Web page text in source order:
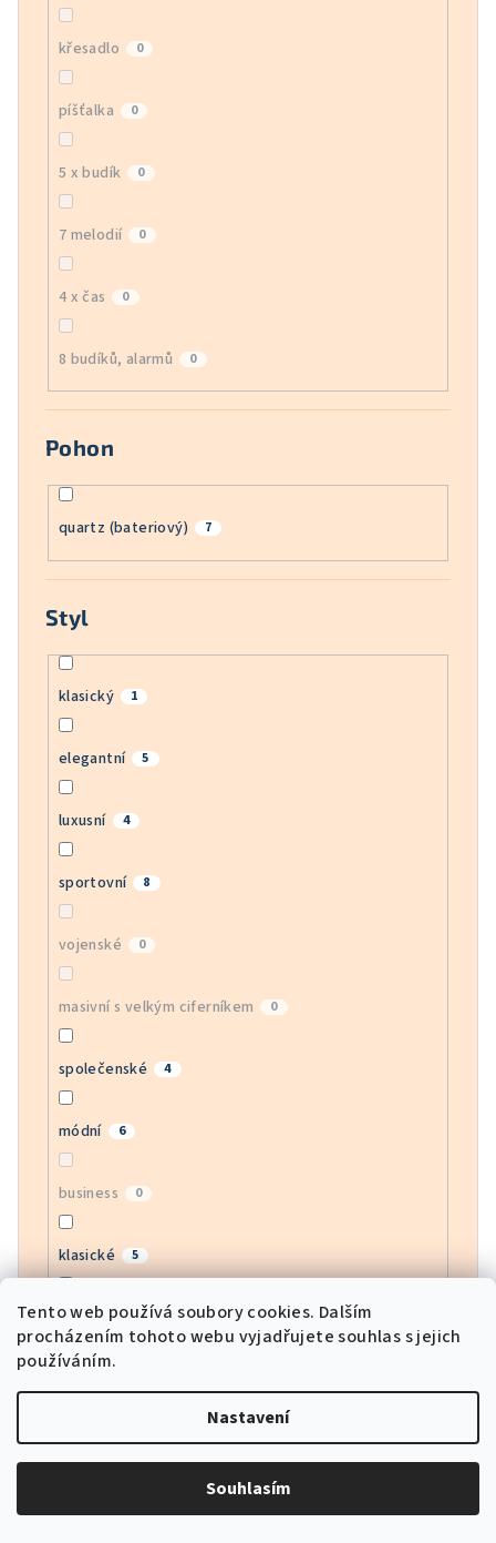
Tento web používá soubory cookies. Dalším
procházením tohoto webu vyjadřujete souhlas s jejich
používáním.
Nastavení
Souhlasím
křesadlo 0
píšťalka 0
5 x budík 0
7 melodií 0
4 x čas 0
8 budíků, alarmů 0
Pohon
quartz (bateriový) 7
Styl
klasický 1
elegantní 5
luxusní 4
sportovní 8
vojenské 0
masivní s velkým ciferníkem 0
společenské 4
módní 6
business 0
klasické 5
bussines 1
army 0